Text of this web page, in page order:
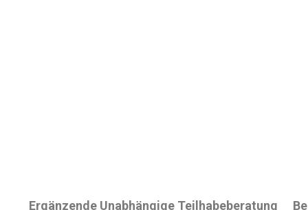
Ergänzende Unabhängige Teilhabeberatung